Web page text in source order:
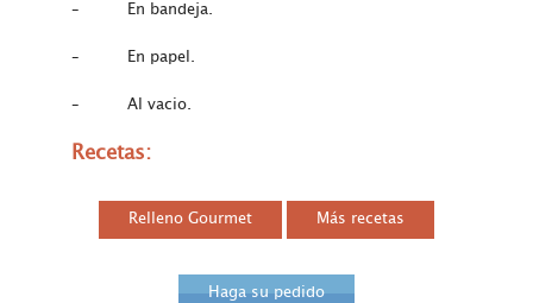
– En bandeja.
– En papel.
– Al vacio.
Recetas:
Relleno Gourmet Más recetas
Haga su pedido